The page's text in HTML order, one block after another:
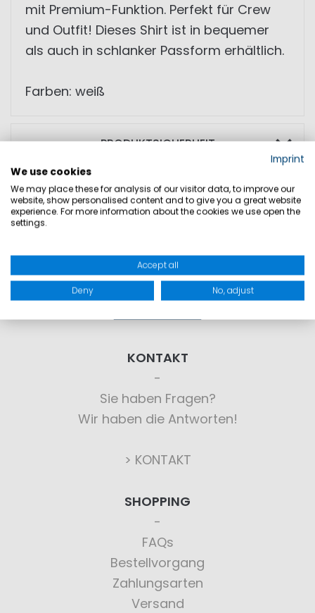
mit Premium-Funktion. Perfekt für Crew
und Outfit! Dieses Shirt ist in bequemer
als auch in schlanker Passform erhältlich.
Farben: weiß
PRODUKTSICHERHEIT
KONTAKT
Sie haben Fragen?
Wir haben die Antworten!
> KONTAKT
SHOPPING
FAQs
Bestellvorgang
Zahlungsarten
Versand
Imprint
We use cookies
We may place these for analysis of our visitor data, to improve our
website, show personalised content and to give you a great website
experience. For more information about the cookies we use open the
settings.
Accept all
Deny No, adjust